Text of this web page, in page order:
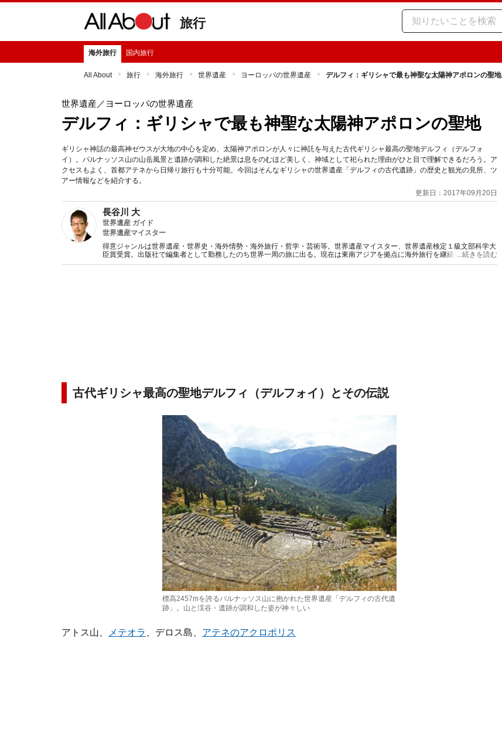
旅行
海外旅行 国内旅行
All About 旅行 海外旅行 世界遺産 ヨーロッパの世界遺産 デルフィ：ギリシャで最も神聖な太陽神アポロンの聖地
世界遺産 ／ヨーロッパの世界遺産
デルフィ：ギリシャで最も神聖な太陽神アポロンの聖地
ギリシャ神話の最高神ゼウスが大地の中心を定め、太陽神アポロンが人々に神託を与えた古代ギリシャ最高の聖地デルフィ（デルフォ
イ）。パルナッソス山の山岳風景と遺跡が調和した絶景は息をのむほど美しく、神域として祀られた理由がひと目で理解できるだろう。ア
クセスもよく、首都アテネから日帰り旅行も十分可能。今回はそんなギリシャの世界遺産「デルフィの古代遺跡」の歴史と観光の見所、ツ
アー情報などを紹介する。
更新日：2017年09月20日
長谷川 大
世界遺産 ガイド
世界遺産マイスター
得意ジャンルは世界遺産・世界史・海外情勢・海外旅行・哲学・芸術等。世界遺産マイスター、世界遺産検定１級文部科学大
臣賞受賞。出版社で編集者として勤務したのち世界一周の旅に出る。現在は東南アジアを拠点に海外旅行を継続しながらフリ
ーの編集者・ライターとして活動。訪問国数は約100、世界遺産は約250に及ぶ。
...続きを読む
古代ギリシャ最高の聖地デルフィ（デルフォイ）とその伝説
標高2457mを誇るパルナッソス山に抱かれた世界遺産「デルフィの古代遺
跡」。山と渓谷・遺跡が調和した姿が神々しい
アトス山、 メテオラ 、デロス島、 アテネのアクロポリス